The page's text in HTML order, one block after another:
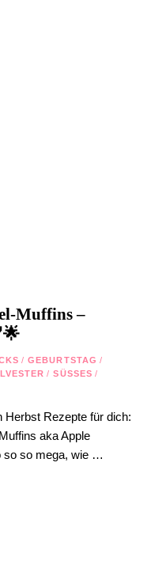
Muffins –
/ GEBURTSTAG /
/ SÜSSES /
Herbst Rezepte für dich:
aka Apple
so so mega, wie …